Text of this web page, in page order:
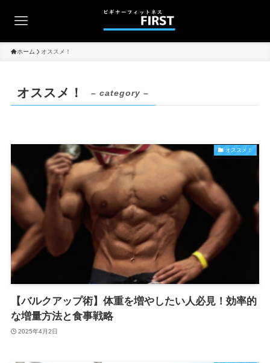
ホーム オススメ！
オススメ！ – category –
オススメ！
【バルクアップ術】体重を増やしたい人必見！効率的
な増量方法と食事戦略
2025年4月2日